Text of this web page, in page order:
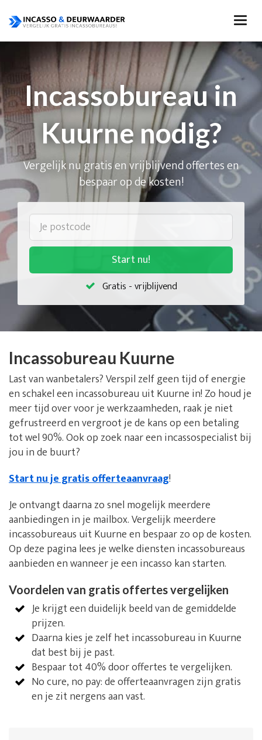
Incassobureau in
Kuurne nodig?
Vergelijk nu gratis en vrijblijvend offertes en
bespaar op de kosten!
Start nu!
Gratis - vrijblijvend
Incassobureau Kuurne
Last van wanbetalers? Verspil zelf geen tijd of energie
en schakel een incassobureau uit Kuurne in! Zo houd je
meer tijd over voor je werkzaamheden, raak je niet
gefrustreerd en vergroot je de kans op een betaling
tot wel 90%. Ook op zoek naar een incassospecialist bij
jou in de buurt?
Start nu je gratis offerteaanvraag!
Je ontvangt daarna zo snel mogelijk meerdere
aanbiedingen in je mailbox. Vergelijk meerdere
incassobureaus uit Kuurne en bespaar zo op de kosten.
Op deze pagina lees je welke diensten incassobureaus
aanbieden en wanneer je een incasso kan starten.
Voordelen van gratis offertes vergelijken
Je krijgt een duidelijk beeld van de gemiddelde
prijzen.
Daarna kies je zelf het incassobureau in Kuurne
dat best bij je past.
Bespaar tot 40% door offertes te vergelijken.
No cure, no pay: de offerteaanvragen zijn gratis
en je zit nergens aan vast.